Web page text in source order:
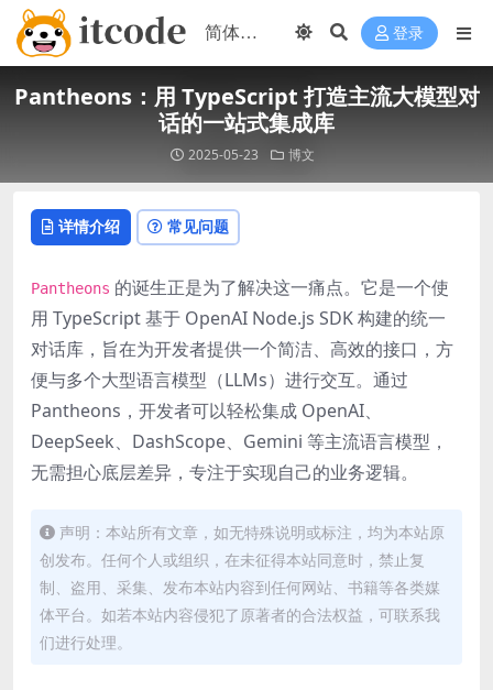
登录
Pantheons：用 TypeScript 打造主流大模型对
话的一站式集成库
2025-05-23 博文
详情介绍 常见问题
Pantheons 的诞生正是为了解决这一痛点。它是一个使
用 TypeScript 基于 OpenAI Node.js SDK 构建的统一
对话库，旨在为开发者提供一个简洁、高效的接口，方
便与多个大型语言模型（LLMs）进行交互。通过
Pantheons，开发者可以轻松集成 OpenAI、
DeepSeek、DashScope、Gemini 等主流语言模型，
无需担心底层差异，专注于实现自己的业务逻辑。
声明：本站所有文章，如无特殊说明或标注，均为本站原
创发布。任何个人或组织，在未征得本站同意时，禁止复
制、盗用、采集、发布本站内容到任何网站、书籍等各类媒
体平台。如若本站内容侵犯了原著者的合法权益，可联系我
们进行处理。